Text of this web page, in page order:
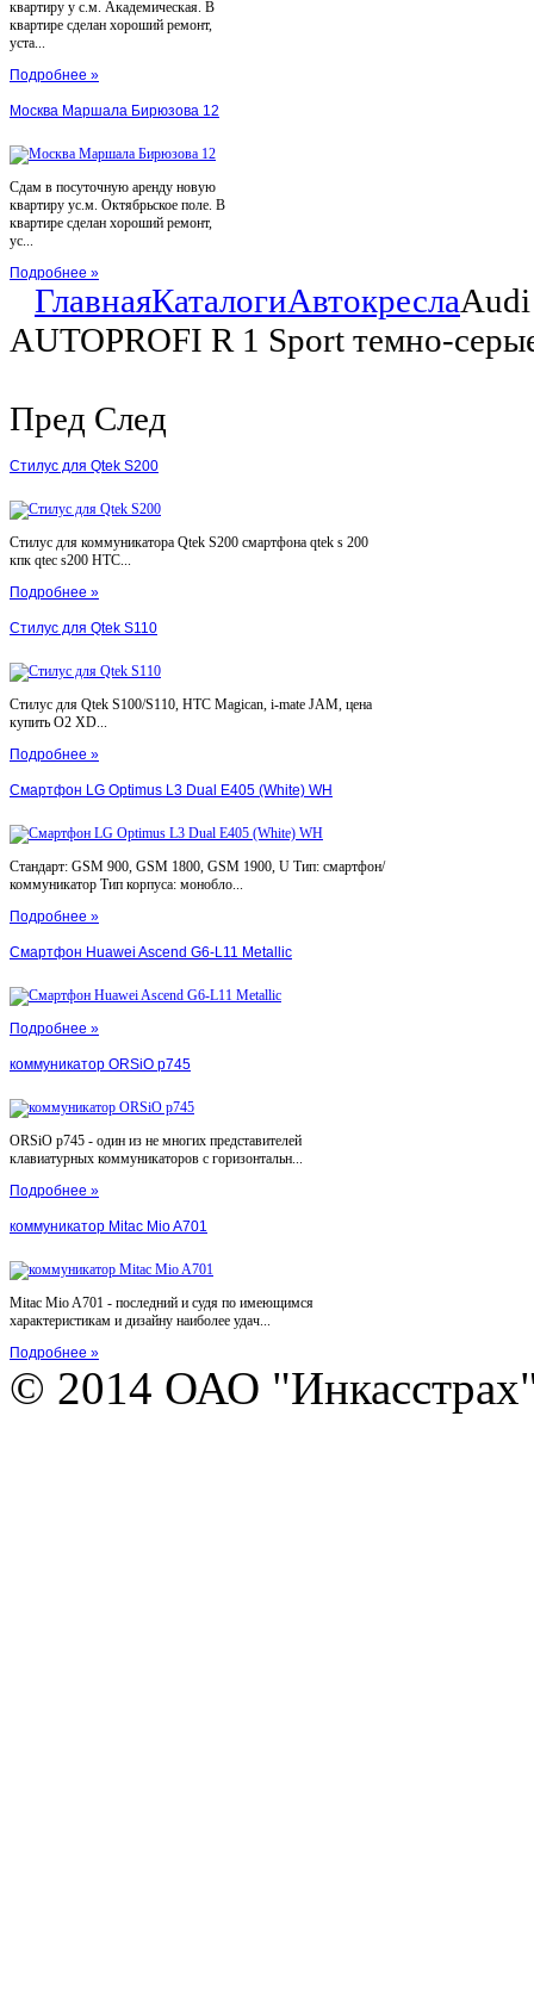
квартиру у с.м. Академическая. В
квартире сделан хороший ремонт,
уста...
Подробнее »
Москва Маршала Бирюзова 12
Сдам в посуточную аренду новую
квартиру ус.м. Октябрьское поле. В
квартире сделан хороший ремонт,
ус...
Подробнее »
ГлавнаяКаталогиАвтокресла
AUTOPROFI R 1 Sport темно-
Пред След
Стилус для Qtek S200
Стилус для коммуникатора Qtek S200 смартфона qtek s 200
кпк qtec s200 HTC...
Подробнее »
Стилус для Qtek S110
Стилус для Qtek S100/S110, HTC Magican, i-mate JAM, цена
купить O2 XD...
Подробнее »
Смартфон LG Optimus L3 Dual E405 (White) WH
Стандарт: GSM 900, GSM 1800, GSM 1900, U Тип: смартфон/
коммуникатор Тип корпуса: монобло...
Подробнее »
Смартфон Huawei Ascend G6-L11 Metallic
Подробнее »
коммуникатор ORSiO p745
ORSiO p745 - один из не многих представителей
клавиатурных коммуникаторов с горизонтальн...
Подробнее »
коммуникатор Mitac Mio A701
Mitac Mio A701 - последний и судя по имеющимся
характеристикам и дизайну наиболее удач...
Подробнее »
© 2014 ОАО